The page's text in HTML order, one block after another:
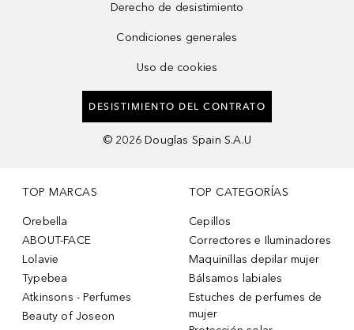
Derecho de desistimiento
Condiciones generales
Uso de cookies
DESISTIMIENTO DEL CONTRATO
© 2026 Douglas Spain S.A.U
TOP MARCAS
Orebella
ABOUT-FACE
Lolavie
Typebea
Atkinsons - Perfumes
Beauty of Joseon
TOP CATEGORÍAS
Cepillos
Correctores e Iluminadores
Maquinillas depilar mujer
Bálsamos labiales
Estuches de perfumes de
mujer